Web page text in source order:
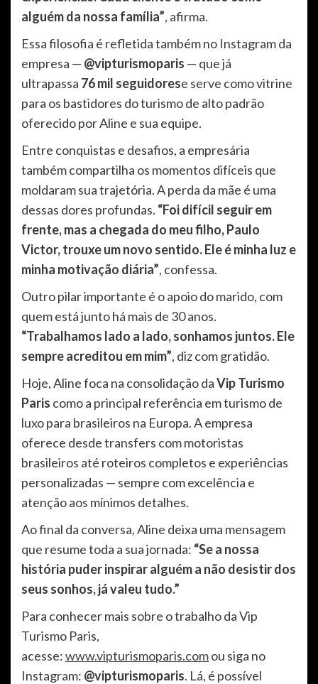
alguém da nossa família”, afirma.
Essa filosofia é refletida também no Instagram da
empresa — @vipturismoparis — que já
ultrapassa 76 mil seguidorese serve como vitrine
para os bastidores do turismo de alto padrão
oferecido por Aline e sua equipe.
Entre conquistas e desafios, a empresária
também compartilha os momentos difíceis que
moldaram sua trajetória. A perda da mãe é uma
dessas dores profundas. “Foi difícil seguir em
frente, mas a chegada do meu filho, Paulo
Victor, trouxe um novo sentido. Ele é minha luz e
minha motivação diária”, confessa.
Outro pilar importante é o apoio do marido, com
quem está junto há mais de 30 anos.
“Trabalhamos lado a lado, sonhamos juntos. Ele
sempre acreditou em mim”, diz com gratidão.
Hoje, Aline foca na consolidação daVip Turismo
Paris como a principal referência em turismo de
luxo para brasileiros na Europa. A empresa
oferece desde transfers com motoristas
brasileiros até roteiros completos e experiências
personalizadas — sempre com excelência e
atenção aos mínimos detalhes.
Ao final da conversa, Aline deixa uma mensagem
que resume toda a sua jornada: “Se a nossa
história puder inspirar alguém a não desistir dos
seus sonhos, já valeu tudo.”
Para conhecer mais sobre o trabalho da Vip
Turismo Paris,
acesse:www.vipturismoparis.comou siga no
Instagram: @vipturismoparis. Lá, é possível